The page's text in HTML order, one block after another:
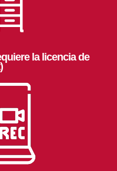
la licencia de